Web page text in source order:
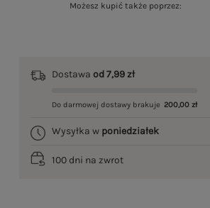
Możesz kupić także poprzez:
Dostawaod 7,99 zł
Do darmowej dostawy brakuje 200,00 zł
Wysyłka w poniedziałek
100 dni na zwrot